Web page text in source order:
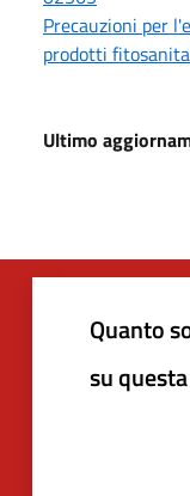
Precauzioni per
prodotti
Ultimo
Quanto
su